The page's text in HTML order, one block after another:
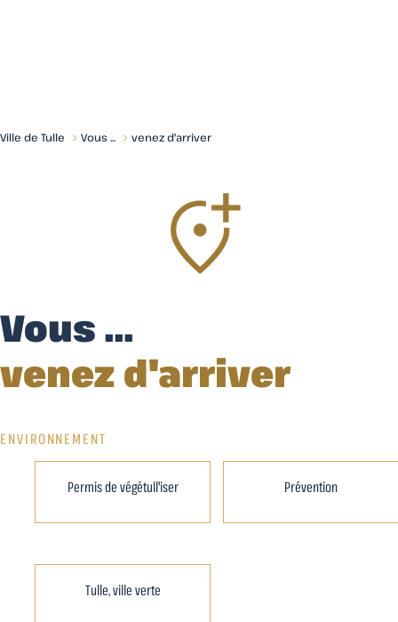
Ville de Tulle Vous ... venez d'arriver
Vous ...
venez d'arriver
ENVIRONNEMENT
Permis de végétull'iser Prévention
Tulle, ville verte